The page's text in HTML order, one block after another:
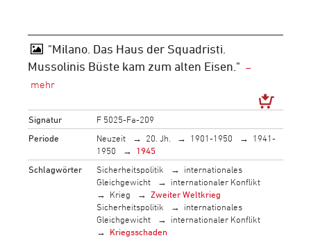
"Milano. Das Haus der Squadristi.
Mussolinis Büste kam zum alten Eisen."
Signatur
F 5025-Fa-209
Periode
Neuzeit 20. Jh. 1901-1950
1941-
1950
1945
Schlagwörter
Sicherheitspolitik
internationales
Gleichgewicht
internationaler Konflikt
Krieg
Zweiter Weltkrieg
Sicherheitspolitik
internationales
Gleichgewicht
internationaler Konflikt
Kriegsschaden